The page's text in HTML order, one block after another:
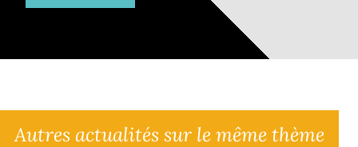
Autres actualités sur le même thème